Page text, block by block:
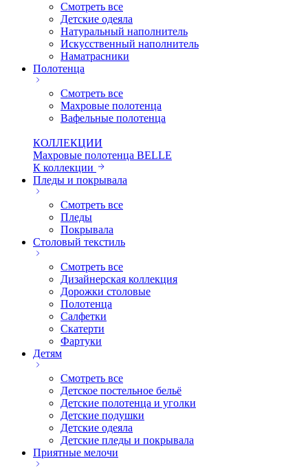
Смотреть все
Детские одеяла
Натуральный наполнитель
Искуcственный наполнитель
Наматрасники
Полотенца
Смотреть все
Махровые полотенца
Вафельные полотенца
КОЛЛЕКЦИИ
Махровые полотенца BELLE
К коллекции
Пледы и покрывала
Смотреть все
Пледы
Покрывала
Столовый текстиль
Смотреть все
Дизайнерская коллекция
Дорожки столовые
Полотенца
Салфетки
Скатерти
Фартуки
Детям
Смотреть все
Детское постельное бельё
Детские полотенца и уголки
Детские подушки
Детские одеяла
Детские пледы и покрывала
Приятные мелочи